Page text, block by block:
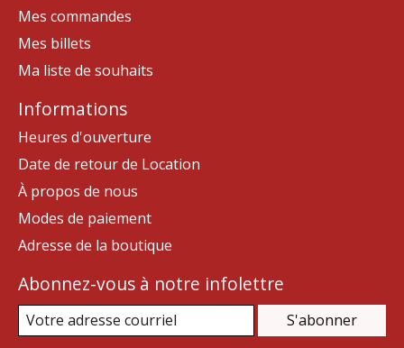
Mes commandes
Mes billets
Ma liste de souhaits
Informations
Heures d'ouverture
Date de retour de Location
À propos de nous
Modes de paiement
Adresse de la boutique
Abonnez-vous à notre infolettre
S'abonner